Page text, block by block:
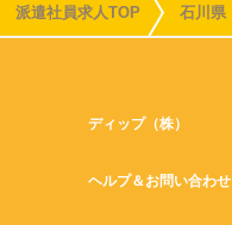
派遣社員求人TOP 石川県
ディップ（株）
ヘルプ＆お問い合わせ